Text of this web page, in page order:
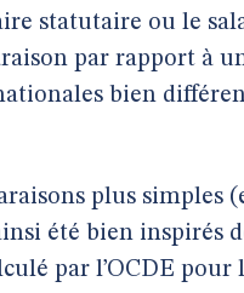
statutaire ou le
par rapport à
bien
plus simples
été bien inspirés
par l’OCDE pour